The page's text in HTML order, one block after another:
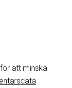
att minska